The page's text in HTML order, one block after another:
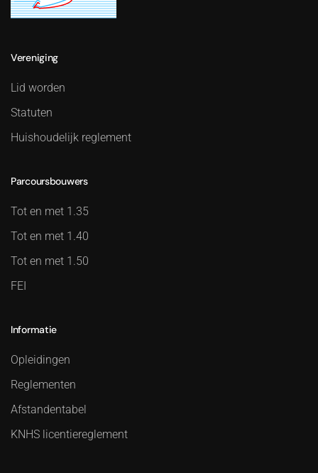
Vereniging
Lid worden
Statuten
Huishoudelijk reglement
Parcoursbouwers
Tot en met 1.35
Tot en met 1.40
Tot en met 1.50
FEI
Informatie
Opleidingen
Reglementen
Afstandentabel
KNHS licentiereglement